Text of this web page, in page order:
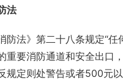
法
消防法》第二十八条规定“
重要消防通道和安全出口
规定则处警告或者500元